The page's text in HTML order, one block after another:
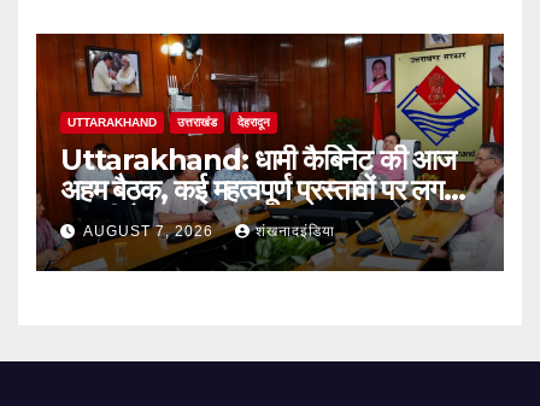
UTTARAKHAND उत्तराखंड देहरादून
Uttarakhand: धामी कैबिनेट की आज
अहम बैठक, कई महत्वपूर्ण प्रस्तावों पर लग
सकती है मुहर
AUGUST 7, 2026 शंखनादइंडिया